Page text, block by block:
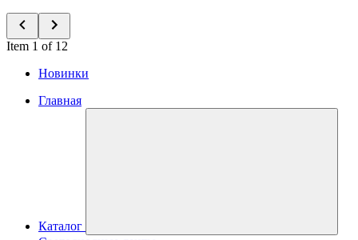
Item 1 of 12
Новинки
Главная
Каталог